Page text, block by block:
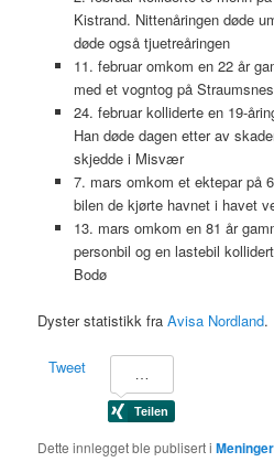
Kistrand. Nittenåringen døde
døde også tjuetreåringen
11. februar omkom en 22 år
med et vogntog på
24. februar kolliderte en 19-
Han døde dagen etter av
skjedde i Misvær
7. mars omkom et ektepar på
bilen de kjørte havnet i havet
13. mars omkom en 81 år
personbil og en lastebil
Bodø
Dyster statistikk fraAvisa Nordland.
Tweet
Dette innlegget ble publisert iMeninger